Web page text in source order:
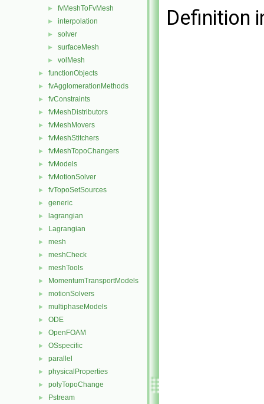
► fvMeshToFvMesh
► interpolation
► solver
► surfaceMesh
► volMesh
► functionObjects
► fvAgglomerationMethods
► fvConstraints
► fvMeshDistributors
► fvMeshMovers
► fvMeshStitchers
► fvMeshTopoChangers
► fvModels
► fvMotionSolver
► fvTopoSetSources
► generic
► lagrangian
► Lagrangian
► mesh
► meshCheck
► meshTools
► MomentumTransportModels
► motionSolvers
► multiphaseModels
► ODE
► OpenFOAM
► OSspecific
► parallel
► physicalProperties
► polyTopoChange
► Pstream
Definition